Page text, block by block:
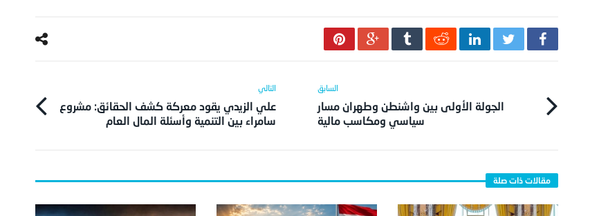
الجولة الأولى بين واشنطن وطهران مسار
سياسي ومكاسب مالية
علي الزيدي يقود معركة كشف الحقائق: مشروع
سامراء بين التنمية وأسئلة المال العام